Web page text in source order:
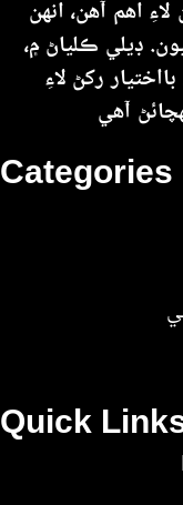
Quick
Categories
اهم آهن، انهن
ڊيلي ڪلياڻ ۾،
رکڻ لاءِ